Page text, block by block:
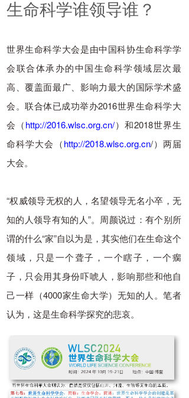
生命科学谁领导谁？
世界生命科学大会是由中国科协生命科学学
会联合体承办的中国生命科学领域层次最
高、覆盖面最广、影响力最大的国际学术盛
会。联合体已成功举办2016世界生命科学大
会（http://2016.wlsc.org.cn/）和2018世界生
命科学大会（http://2018.wlsc.org.cn/）两届
大会。
“权威领导无权的人，名望领导无名小卒，无
知的人领导有知的人”。周颜说过：有个别所
谓的什么“家”自以为是，其实他们在生命这个
领域，只是一个聋子，一个瞎子，一个瘸
子，只会用其身份吓唬人，影响那些和他自
己一样（4000家生命大学）无知的人。笔者
认为，这是生命科学探究的悲哀。